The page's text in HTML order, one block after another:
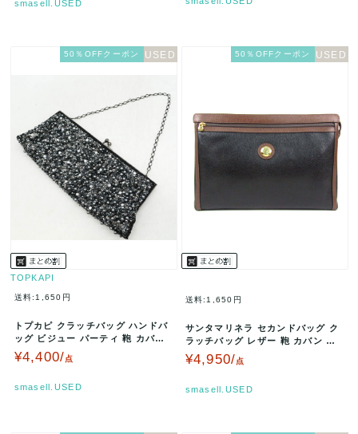
smasell.USED
50％OFFクーポン
TOPKAPI
送料:1,650円
トプカピ クラッチバッグ ハンドバ
ッグ ビジュー パーティ 鞄 カバン
ブランド 黒 レディース …
¥4,400/点
smasell.USED
50％OFFクーポン
送料:1,650円
サンタマリネラ セカンドバッグ ク
ラッチバッグ レザー 鞄 カバン ブ
ランド 黒 メンズ ブラック …
¥4,950/点
smasell.USED